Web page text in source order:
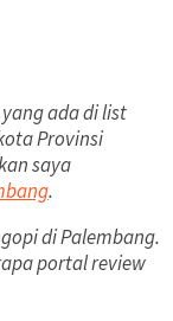
ada di list
Provinsi
saya
.
di Palembang.
portal review